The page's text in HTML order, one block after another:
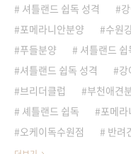
셔틀랜드 쉽독 성격
포메라니안분양
수원
푸들분양
셔틀랜드 쉽
셔틀랜드 쉽독 성격
강
브리더클럽
부천애견
셰틀랜드 쉽독
포메라
오케이독수원점
반려